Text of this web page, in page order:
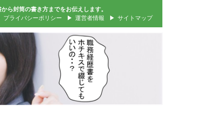
ら封筒の書き方までをお伝えします。
プライバシーポリシー
運営者情報 サイトマップ